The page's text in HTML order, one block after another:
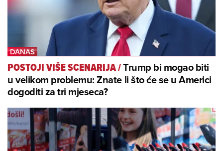
POSTOJI VIŠE SCENARIJA/Trump bi mogao biti
u velikom problemu: Znate li što će se u Americi
dogoditi za tri mjeseca?